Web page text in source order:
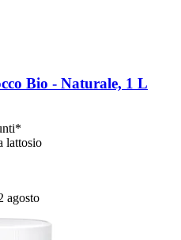
Bio -​ Naturale, 1 L
lattosio
agosto